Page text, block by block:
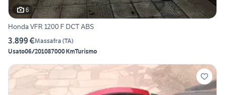
6
Honda VFR 1200 F DCT ABS
3.899 €Massafra (TA)
Usato06/201087000 KmTurismo